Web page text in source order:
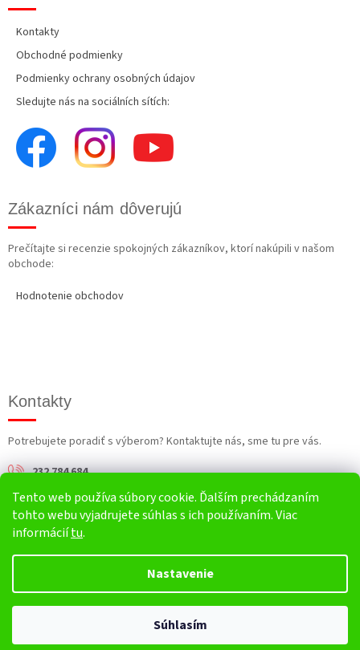
Tento web používa súbory cookie. Ďalším prechádzaním
tohto webu vyjadrujete súhlas s ich používaním. Viac
informáciítu.
Nastavenie
Súhlasím
Kontakty
Obchodné podmienky
Podmienky ochrany osobných údajov
Sledujte nás na sociálních sítích:
Zákazníci nám dôverujú
Prečítajte si recenzie spokojných zákazníkov, ktorí nakúpili v našom
obchode:
Hodnotenie obchodov
Kontakty
Potrebujete poradiť s výberom? Kontaktujte nás, sme tu pre vás.
232 784 684
info@harv.sk
HARV.sk. Všetky práva vyhradené.